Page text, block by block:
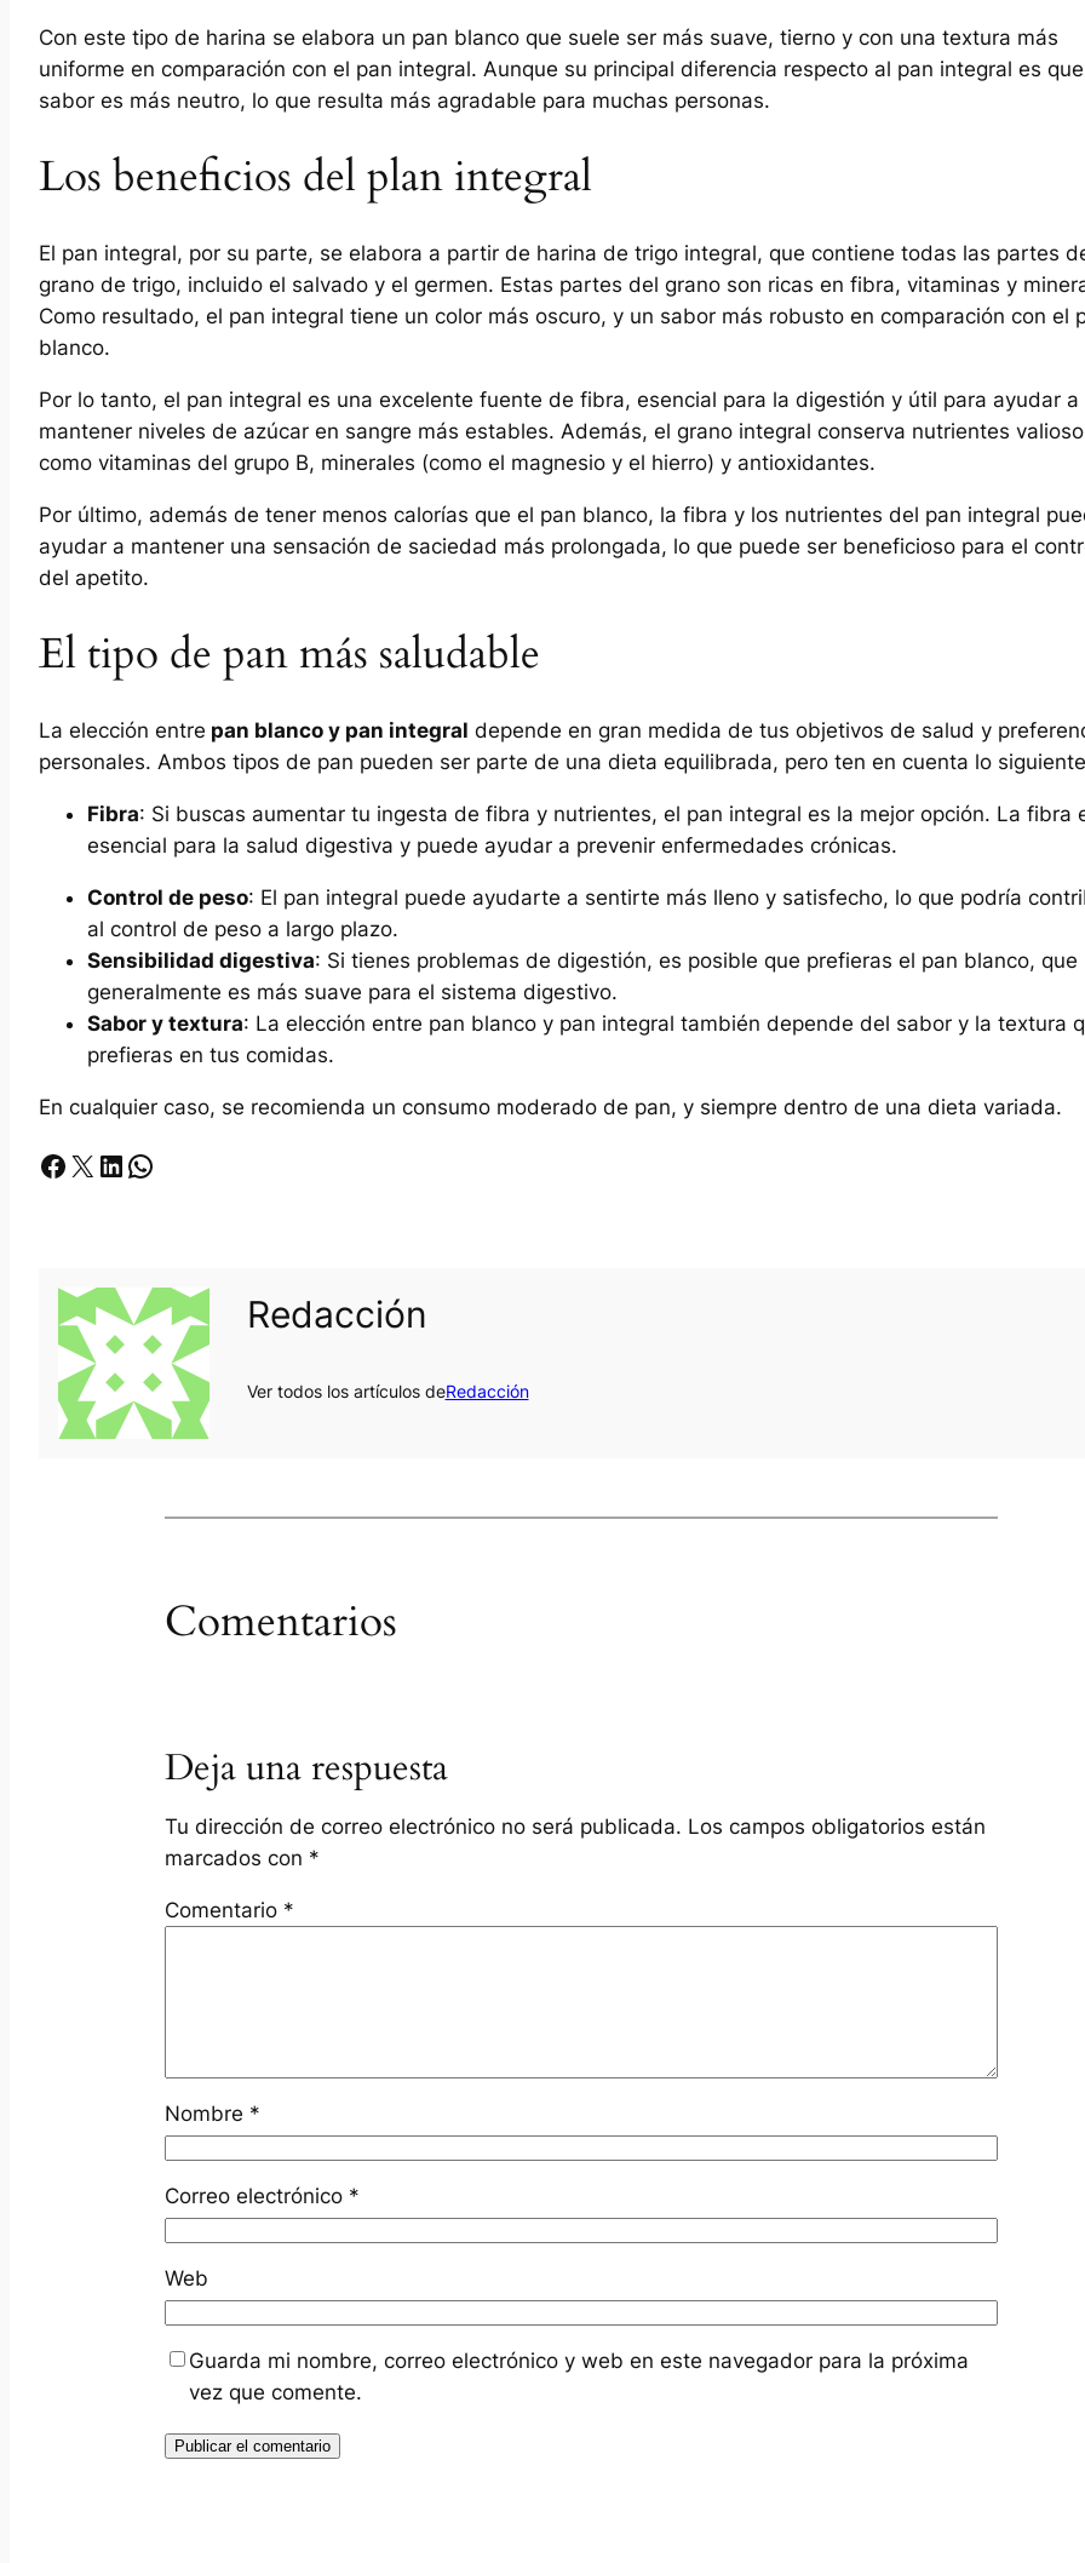
Con este tipo de harina se elabora un pan blanco que suele ser más suave, tierno y con una textura más
uniforme en comparación con el pan integral. Aunque su principal diferencia respecto al pan integral es
sabor es más neutro, lo que resulta más agradable para muchas personas.
Los beneficios del plan integral
El pan integral, por su parte, se elabora a partir de harina de trigo integral, que contiene todas las partes
grano de trigo, incluido el salvado y el germen. Estas partes del grano son ricas en fibra, vitaminas y
Como resultado, el pan integral tiene un color más oscuro, y un sabor más robusto en comparación con el
blanco.
Por lo tanto, el pan integral es una excelente fuente de fibra, esencial para la digestión y útil para ayudar a
mantener niveles de azúcar en sangre más estables. Además, el grano integral conserva nutrientes
como vitaminas del grupo B, minerales (como el magnesio y el hierro) y antioxidantes.
Por último, además de tener menos calorías que el pan blanco, la fibra y los nutrientes del pan integral
ayudar a mantener una sensación de saciedad más prolongada, lo que puede ser beneficioso para el
del apetito.
El tipo de pan más saludable
La elección entre pan blanco y pan integral depende en gran medida de tus objetivos de salud y
personales. Ambos tipos de pan pueden ser parte de una dieta equilibrada, pero ten en cuenta lo
Fibra: Si buscas aumentar tu ingesta de fibra y nutrientes, el pan integral es la mejor opción. La fibra
esencial para la salud digestiva y puede ayudar a prevenir enfermedades crónicas.
Control de peso: El pan integral puede ayudarte a sentirte más lleno y satisfecho, lo que podría
al control de peso a largo plazo.
Sensibilidad digestiva: Si tienes problemas de digestión, es posible que prefieras el pan blanco, que
generalmente es más suave para el sistema digestivo.
Sabor y textura: La elección entre pan blanco y pan integral también depende del sabor y la textura
prefieras en tus comidas.
En cualquier caso, se recomienda un consumo moderado de pan, y siempre dentro de una dieta variada.
Facebook X LinkedIn Whatsapp
Redacción
Ver todos los artículos deRedacción
Comentarios
Deja una respuesta
Tu dirección de correo electrónico no será publicada. Los campos obligatorios están
marcados con *
Comentario *
Nombre *
Correo electrónico *
Web
Guarda mi nombre, correo electrónico y web en este navegador para la próxima
vez que comente.